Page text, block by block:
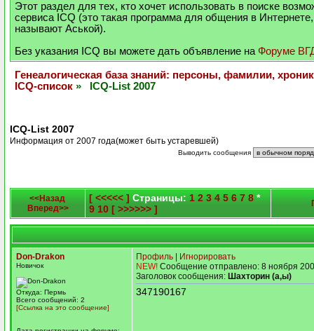
Этот раздел для тех, кто хочет использовать в поиске
сервиса ICQ (это такая программа для общения в
называют Аськой).
Без указания ICQ вы можете дать объявление на Форуме
Генеалогическая база знаний: персоны, фамилии,
ICQ-список » ICQ-List 2007
ICQ-List 2007
Информация от 2007 года(может быть устаревшей)
Выводить сообщения
<<Назад
Вперед>>
[ <<<<< ] Страницы: 1 2 3 4 5 6 7 8 *
9 10 [ >>>>>> ]
Don-Drakon
Новичок
Откуда: Пермь
Всего сообщений: 2
[Ссылка на это сообщение]
Профиль
Игнорировать
NEW! Сообщение отправлено: 8 ноября
Заголовок сообщения: Шахторин (а,ы)
347190167